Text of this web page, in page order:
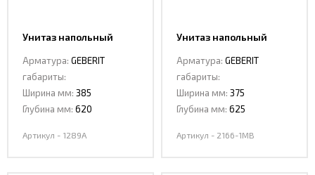
Унитаз напольный
Арматура: GEBERIT
габариты:
Ширина мм: 385
Глубина мм: 620
Артикул - 1289А
Унитаз напольный
Арматура: GEBERIT
габариты:
Ширина мм: 375
Глубина мм: 625
Артикул - 2166-1MB